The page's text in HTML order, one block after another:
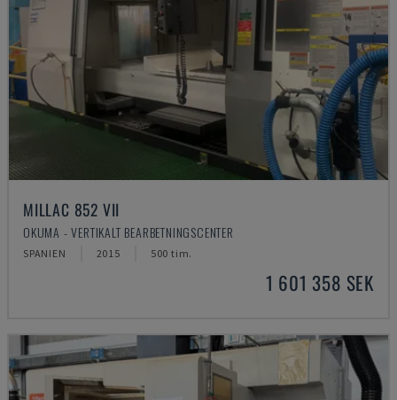
MILLAC 852 VII
OKUMA - VERTIKALT BEARBETNINGSCENTER
SPANIEN 2015 500 tim.
1 601 358 SEK